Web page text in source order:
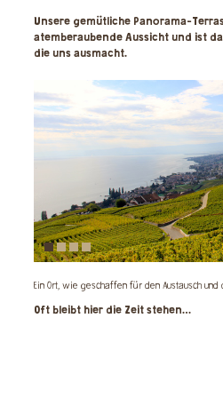
Unsere gemütliche Panorama-
atemberaubende Aussicht und ist
die uns ausmacht.
Ein Ort, wie geschaffen für den Austausch und
Oft bleibt hier die Zeit stehen…